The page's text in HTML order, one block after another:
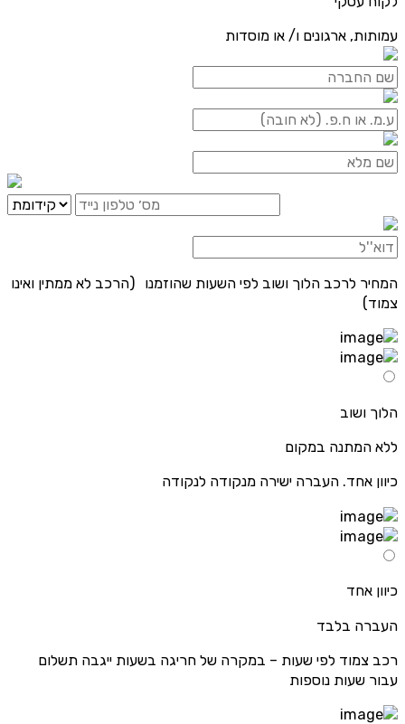
עמותות, ארגונים ו/ או מוסדות
המחיר לרכב הלוך ושוב לפי השעות שהוזמנו (הרכב לא ממתין ואינו
צמוד)
הלוך ושוב
ללא המתנה במקום
כיוון אחד. העברה ישירה מנקודה לנקודה
כיוון אחד
העברה בלבד
רכב צמוד לפי שעות – במקרה של חריגה בשעות ייגבה תשלום
עבור שעות נוספות